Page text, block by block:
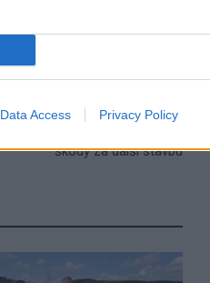
Data Access Privacy Policy
škody za další stavbu